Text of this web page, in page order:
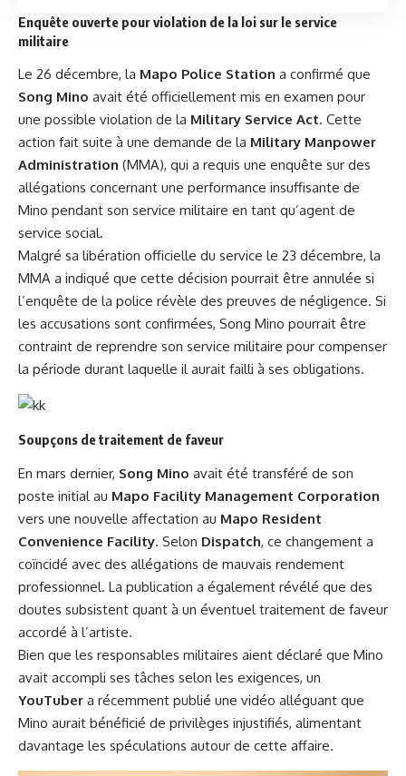
Enquête ouverte pour violation de la loi sur le service
militaire
Le 26 décembre, la Mapo Police Station a confirmé que
Song Mino avait été officiellement mis en examen pour
une possible violation de la Military Service Act. Cette
action fait suite à une demande de la Military Manpower
Administration (MMA), qui a requis une enquête sur des
allégations concernant une performance insuffisante de
Mino pendant son service militaire en tant qu’agent de
service social.
Malgré sa libération officielle du service le 23 décembre, la
MMA a indiqué que cette décision pourrait être annulée si
l’enquête de la police révèle des preuves de négligence. Si
les accusations sont confirmées, Song Mino pourrait être
contraint de reprendre son service militaire pour compenser
la période durant laquelle il aurait failli à ses obligations.
Soupçons de traitement de faveur
En mars dernier, Song Mino avait été transféré de son
poste initial au Mapo Facility Management Corporation
vers une nouvelle affectation au Mapo Resident
Convenience Facility. Selon Dispatch, ce changement a
coïncidé avec des allégations de mauvais rendement
professionnel. La publication a également révélé que des
doutes subsistent quant à un éventuel traitement de faveur
accordé à l’artiste.
Bien que les responsables militaires aient déclaré que Mino
avait accompli ses tâches selon les exigences, un
YouTuber a récemment publié une vidéo alléguant que
Mino aurait bénéficié de privilèges injustifiés, alimentant
davantage les spéculations autour de cette affaire.